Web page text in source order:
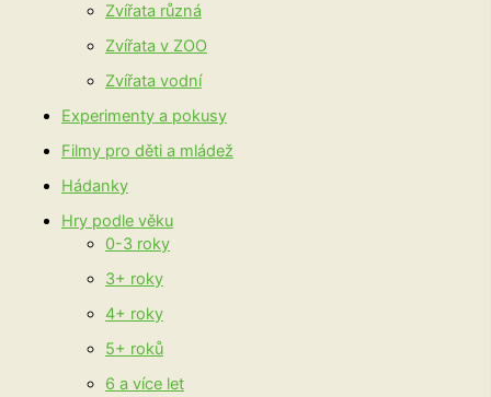
Zvířata různá
Zvířata v ZOO
Zvířata vodní
Experimenty a pokusy
Filmy pro děti a mládež
Hádanky
Hry podle věku
0-3 roky
3+ roky
4+ roky
5+ roků
6 a více let